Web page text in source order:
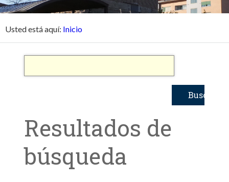
Usted está aquí: Inicio
Resultados de
búsqueda